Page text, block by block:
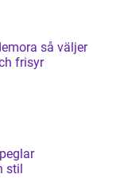
så väljer
frisyr
stil